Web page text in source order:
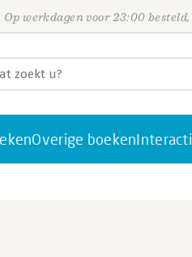
Op werkdagen voor 23:00
Overige boeken